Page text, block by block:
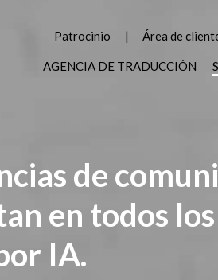
Patrocinio Área de
AGENCIA DE TRADUCCIÓN
de
en todos los
IA.